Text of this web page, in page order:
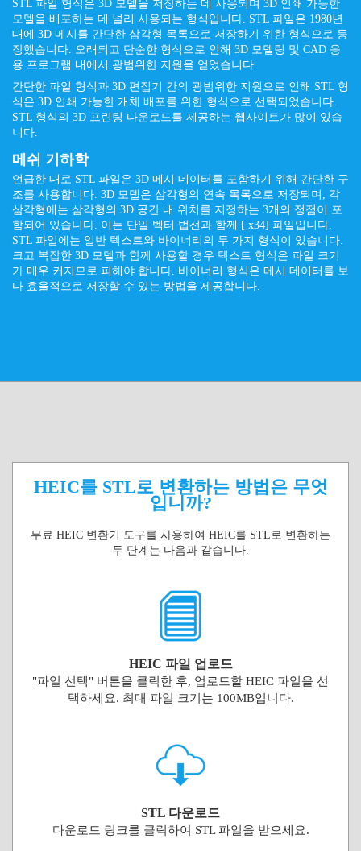
STL 파일 형식은 3D 모델을 저장하는 데 사용되며 3D 인쇄 가능한
모델을 배포하는 데 널리 사용되는 형식입니다. STL 파일은 1980년
대에 3D 메시를 간단한 삼각형 목록으로 저장하기 위한 형식으로 등
장했습니다. 오래되고 단순한 형식으로 인해 3D 모델링 및 CAD 응
용 프로그램 내에서 광범위한 지원을 얻었습니다.
간단한 파일 형식과 3D 편집기 간의 광범위한 지원으로 인해 STL 형
식은 3D 인쇄 가능한 개체 배포를 위한 형식으로 선택되었습니다.
STL 형식의 3D 프린팅 다운로드를 제공하는 웹사이트가 많이 있습
니다.
메쉬 기하학
언급한 대로 STL 파일은 3D 메시 데이터를 포함하기 위해 간단한 구
조를 사용합니다. 3D 모델은 삼각형의 연속 목록으로 저장되며, 각
삼각형에는 삼각형의 3D 공간 내 위치를 지정하는 3개의 정점이 포
함되어 있습니다. 이는 단일 벡터 법선과 함께 [ x34] 파일입니다.
STL 파일에는 일반 텍스트와 바이너리의 두 가지 형식이 있습니다.
크고 복잡한 3D 모델과 함께 사용할 경우 텍스트 형식은 파일 크기
가 매우 커지므로 피해야 합니다. 바이너리 형식은 메시 데이터를 보
다 효율적으로 저장할 수 있는 방법을 제공합니다.
HEIC를 STL로 변환하는 방법은 무엇
입니까?
무료 HEIC 변환기 도구를 사용하여 HEIC를 STL로 변환하는
두 단계는 다음과 같습니다.
HEIC 파일 업로드
"파일 선택" 버튼을 클릭한 후, 업로드할 HEIC 파일을 선
택하세요. 최대 파일 크기는 100MB입니다.
STL 다운로드
다운로드 링크를 클릭하여 STL 파일을 받으세요.